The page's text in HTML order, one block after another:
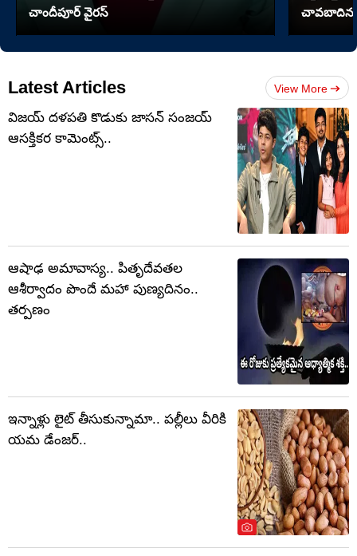
చాందీపూర్ వైరస్
చావబాదిన
Latest Articles View More
విజయ్ దళపతి కొడుకు జాసన్ సంజయ్
ఆసక్తికర కామెంట్స్..
ఆషాఢ అమావాస్య.. పితృదేవతల
ఆశీర్వాదం పొందే మహా పుణ్యదినం..
తర్పణం
ఇన్నాళ్లు లైట్ తీసుకున్నామా.. పల్లీలు వీరికి
యమ డేంజర్..